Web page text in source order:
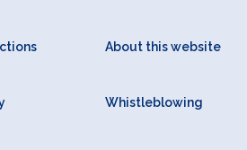
About this website
Whistleblowing